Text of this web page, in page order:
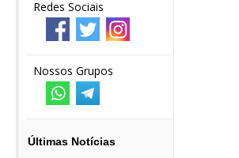
Redes Sociais
Nossos Grupos
Últimas Notícias